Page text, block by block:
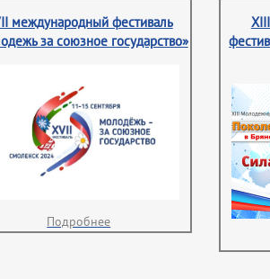
международный фестиваль
за союзное государство»
Подробнее